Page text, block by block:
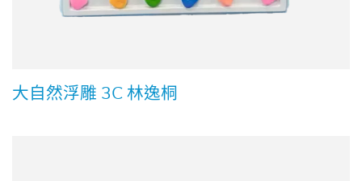
大自然浮雕 3C 林逸桐